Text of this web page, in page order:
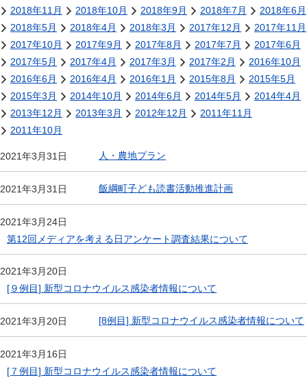
2018年11月
2018年10月 2018年9月 2018年7月
2018年6月
2018年5月
2018年4月 2018年3月 2017年12月
2017年11月
2017年10月
2017年9月 2017年8月 2017年7月
2017年6月
2017年5月
2017年4月 2017年3月 2017年2月
2016年10月
2016年6月
2016年4月 2016年1月 2015年8月
2015年5月
2015年3月
2014年10月 2014年6月 2014年5月
2014年4月
2013年12月
2013年3月 2012年12月
2011年11月
2011年10月
2021年3月31日 人・農地プラン
2021年3月31日 飯綱町子ども読書活動推進計画
2021年3月24日
第12回メディアを考える日アンケート調査結果について
2021年3月20日
[９例目] 新型コロナウイルス感染者情報について
2021年3月20日 [8例目] 新型コロナウイルス感染者情報について
2021年3月16日
[７例目] 新型コロナウイルス感染者情報について